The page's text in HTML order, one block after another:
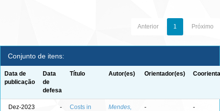
Anterior 1 Próximo
Conjunto de itens:
Data de
publicação
Data
de
defesa
Título Autor(es) Orientador(es)
Dez-2023 -
Costs in
Mendes,
- -